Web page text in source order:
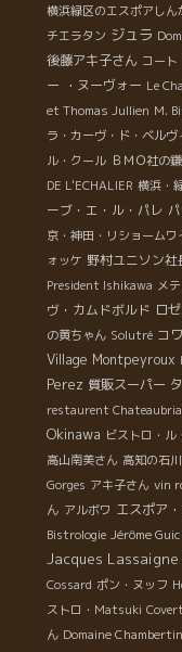
横浜緑区のエスポアしん
チエラタン ジュラ
後藤アキ子さん コート
ー ・ヌーヴォー Le
et Thomas Jullien M.
ラ・カーヴ・ド・ベルヴ
ル・クール ＢＭＯ社の
DE L'ECHALIER 横浜・
ーブ・エ・ル・パレ
京・神田・リショームワ
ォッケ 野村ユニソン社
President Ishikawa メ
ヴ・カムドボルド ロ
の黄ちゃん Solutré コ
Village Montpeyroux
Perez 質販スーパー
restaurent
Okinawa ビストロ・ル
高山南美さん 高知の石
Gorges アキ子さん vin
ん アルボワ エスポア
Bistrologie Jérôme
Jacques Lassaigne
Cossard ポン・ヌッフ
ストロ・Matsuki
ん Domaine Chambertin